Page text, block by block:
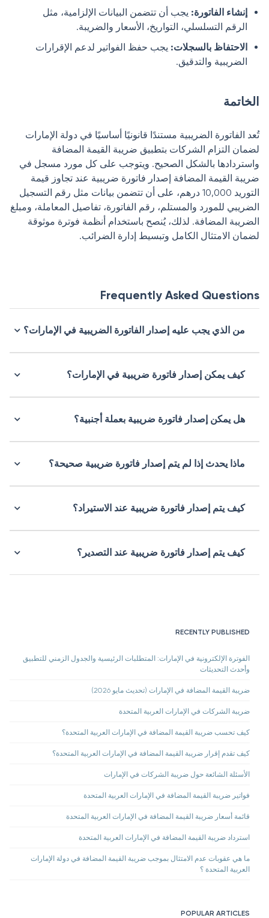
RECENTLY PUBLISHED
الفوترة الإلكترونية في الإمارات: المتطلبات الرئيسية والجدول الزمني للتطبيق
وأحدث التحديثات
ضريبة القيمة المضافة في الإمارات (تحديث مايو 2026)
ضريبة الشركات في الإمارات العربية المتحدة
كيف تحسب ضريبة القيمة المضافة في الإمارات العربية المتحدة؟
كيف تقدم إقرار ضريبة القيمة المضافة في الإمارات العربية المتحدة؟
الأسئلة الشائعة حول ضريبة الشركات في الإمارات
فواتير ضريبة القيمة المضافة في الإمارات العربية المتحدة
قائمة أسعار ضريبة القيمة المضافة في الإمارات العربية المتحدة
استرداد ضريبة القيمة المضافة في الإمارات العربية المتحدة
ما هي عقوبات عدم الامتثال بموجب ضريبة القيمة المضافة في دولة الإمارات
العربية المتحدة ؟
POPULAR ARTICLES
إنشاء الفاتورة: يجب أن تتضمن البيانات الإلزامية، مثل
الرقم التسلسلي، التواريخ، الأسعار والضريبة.
الاحتفاظ بالسجلات: يجب حفظ الفواتير لدعم الإقرارات
الضريبية والتدقيق.
الخاتمة
تُعد الفاتورة الضريبية مستندًا قانونيًا أساسيًا في دولة الإمارات
لضمان التزام الشركات بتطبيق ضريبة القيمة المضافة
واستردادها بالشكل الصحيح. ويتوجب على كل مورد مسجل في
ضريبة القيمة المضافة إصدار فاتورة ضريبية عند تجاوز قيمة
التوريد 10,000 درهم، على أن تتضمن بيانات مثل رقم التسجيل
الضريبي للمورد والمستلم، رقم الفاتورة، تفاصيل المعاملة، ومبلغ
الضريبة المضافة. لذلك، يُنصح باستخدام أنظمة فوترة موثوقة
لضمان الامتثال الكامل وتبسيط إدارة الضرائب.
Frequently Asked Questions
من الذي يجب عليه إصدار الفاتورة الضريبية في الإمارات؟
كيف يمكن إصدار فاتورة ضريبية في الإمارات؟
هل يمكن إصدار فاتورة ضريبية بعملة أجنبية؟
ماذا يحدث إذا لم يتم إصدار فاتورة ضريبية صحيحة؟
كيف يتم إصدار فاتورة ضريبية عند الاستيراد؟
كيف يتم إصدار فاتورة ضريبية عند التصدير؟